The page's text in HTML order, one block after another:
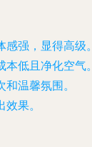
强，显得高级。
低且净化空气。
温馨氛围。
果。